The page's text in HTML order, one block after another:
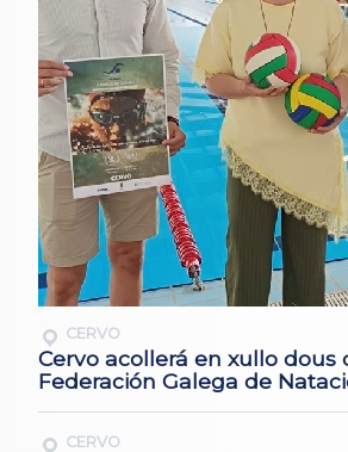
CERVO
Cervo acollerá en xullo dous
Federación Galega de
CERVO